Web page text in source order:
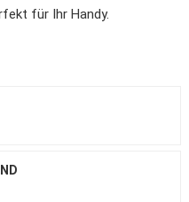
für Ihr Handy.